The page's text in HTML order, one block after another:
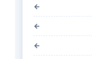
←
←
←